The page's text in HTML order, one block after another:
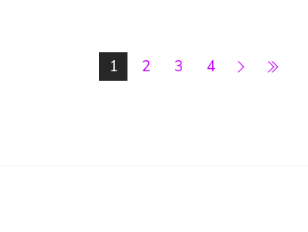
1 2 3 4